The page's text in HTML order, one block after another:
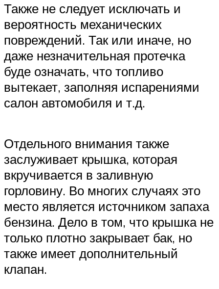
Также не следует исключать и
вероятность механических
повреждений. Так или иначе, но
даже незначительная протечка
буде означать, что топливо
вытекает, заполняя испарениями
салон автомобиля и т.д.
Отдельного внимания также
заслуживает крышка, которая
вкручивается в заливную
горловину. Во многих случаях это
место является источником запаха
бензина. Дело в том, что крышка не
только плотно закрывает бак, но
также имеет дополнительный
клапан.